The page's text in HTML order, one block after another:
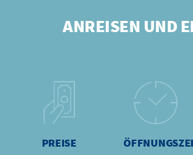
ANREISEN UND
PREISE